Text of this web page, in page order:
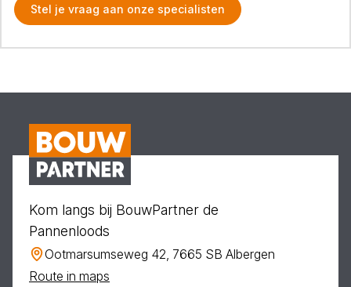
Stel je vraag aan onze specialisten
Kom langs bij BouwPartner de
Pannenloods
Ootmarsumseweg 42, 7665 SB Albergen
Route in maps